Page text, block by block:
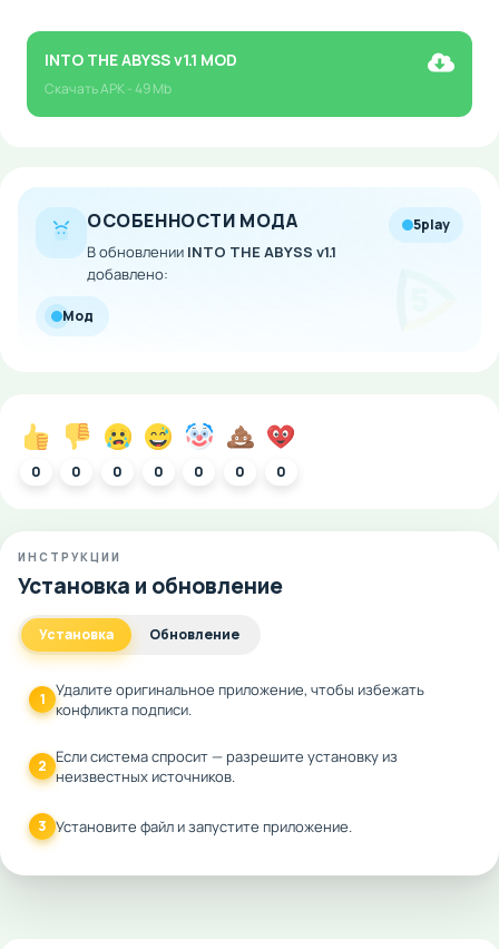
INTO THE ABYSS v1.1 MOD
СкачатьAPK- 49 Mb
ОСОБЕННОСТИ МОДА
В обновлении INTO THE ABYSS v1.1
добавлено:
5play
Мод
0 0 0 0 0 0 0
ИНСТРУКЦИИ
Установка и обновление
Установка Обновление
1 Удалите оригинальное приложение, чтобы избежать
конфликта подписи.
2 Если система спросит — разрешите установку из
неизвестных источников.
3 Установите файл и запустите приложение.